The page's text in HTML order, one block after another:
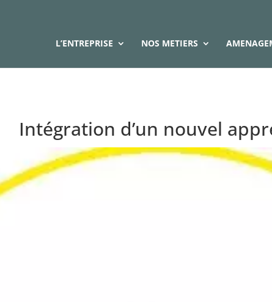
L’ENTREPRISE NOS METIERS
Intégration d’un nouvel